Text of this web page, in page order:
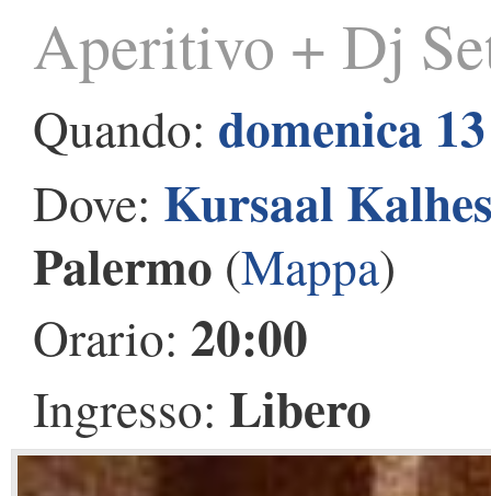
Aperitivo + Dj
Quando: domenica
Dove: Kursaal
Palermo (Mappa)
Orario: 20:00
Ingresso: Libero